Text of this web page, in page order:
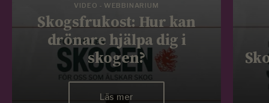
VIDEO - WEBBINARIUM
Skogsfrukost: Hur kan
drönare hjälpa dig i
skogen?
Läs mer